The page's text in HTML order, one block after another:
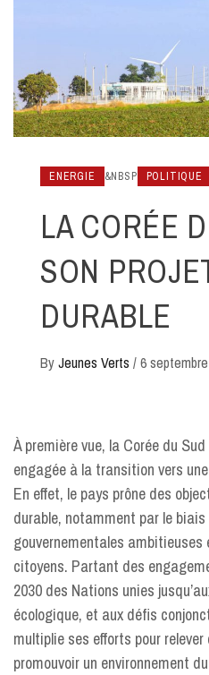
ENERGIE &NBSP POLITIQUE
LA CORÉE
SON
DURABLE
ByJeunes Verts /6
À première vue, la Corée du
engagée à la transition vers
En effet, le pays prône des
durable, notamment par le
gouvernementales
citoyens. Partant des
2030 des Nations unies
écologique, et aux défis
multiplie ses efforts pour
promouvoir un environnement